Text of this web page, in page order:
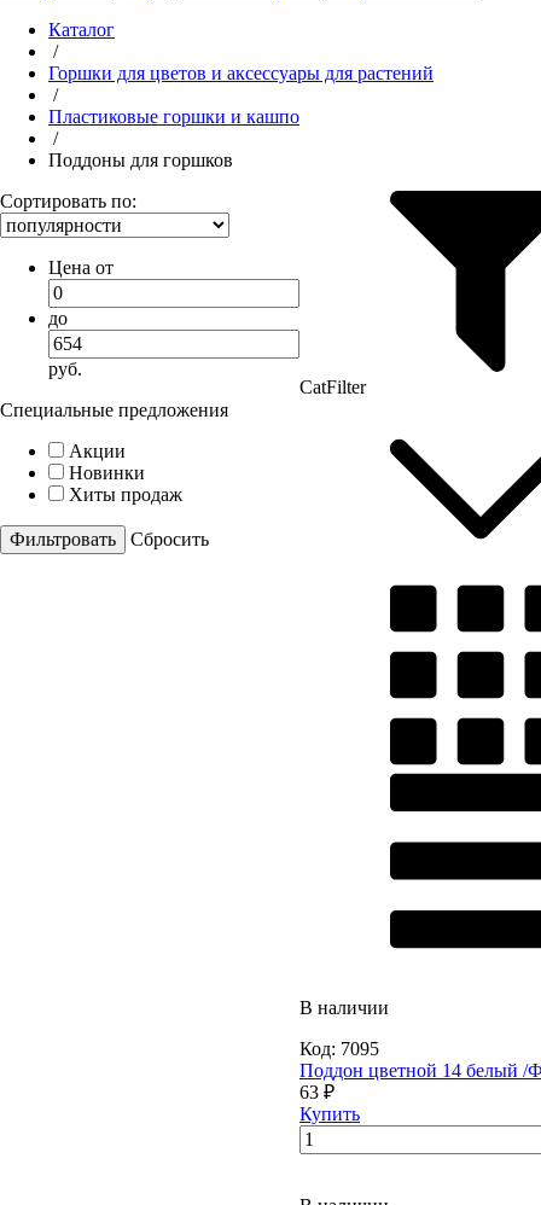
Каталог
/
Горшки для цветов и аксессуары для растений
/
Пластиковые горшки и кашпо
/
Поддоны для горшков
Сортировать по:
Цена от
до
руб.
Специальные предложения
Акции
Новинки
Хиты продаж
Cбросить
CatFilter
В наличии
Код: 7095
Поддон цветной 14 белый /
63 ₽
Купить